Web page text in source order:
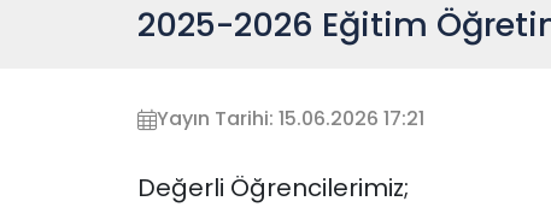
2025-2026 Eğitim
Yayın Tarihi: 15.06.2026 17:21
Değerli Öğrencilerimiz;